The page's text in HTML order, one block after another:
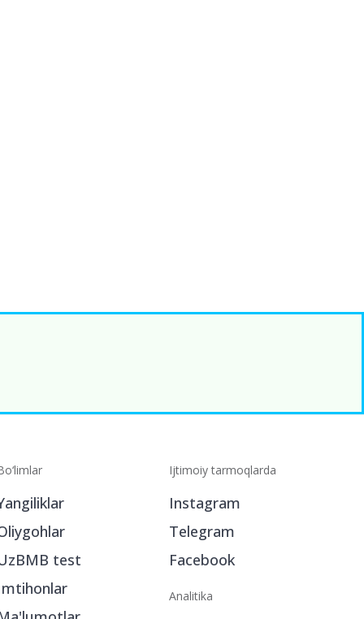
test
Ijtimoiy tarmoqlarda
Instagram
Telegram
Facebook
Analitika